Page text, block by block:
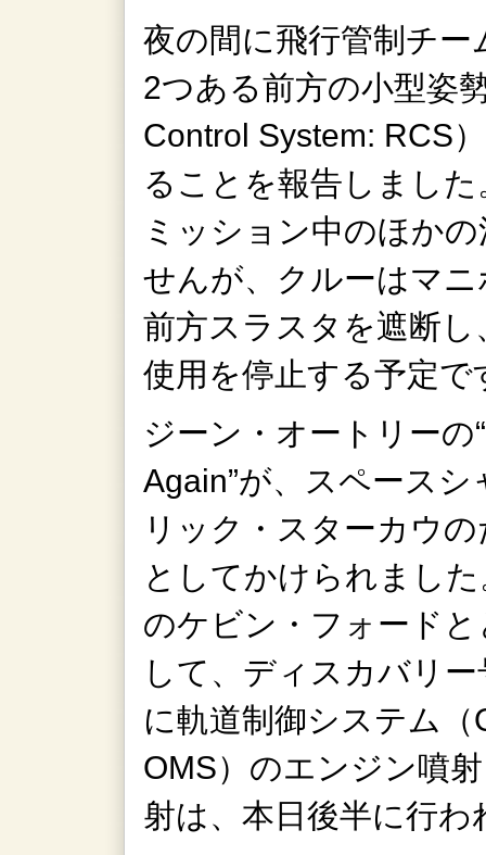
夜の間に飛行管制チ
2つある前方の小型姿
Control System: RCS
ることを報告しまし
ミッション中のほか
せんが、クルーはマ
前方スラスタを遮断
使用を停止する予定で
ジーン・オートリーの
Again”が、スペース
リック・スターカウ
としてかけられまし
のケビン・フォード
して、ディスカバリ
に軌道制御システム
OMS）のエンジン噴
射は、本日後半に行わ